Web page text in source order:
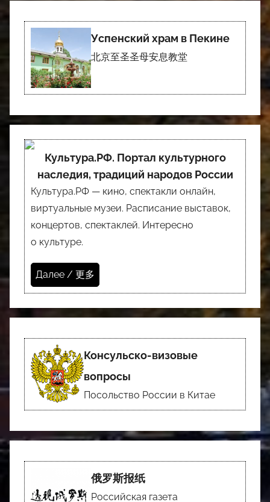
Успенский храм в Пекине
北京至圣圣母安息教堂
Культура.РФ. Портал культурного
наследия, традиций народов России
Культура.РФ — кино, спектакли онлайн,
виртуальные музеи. Расписание выставок,
концертов, спектаклей. Интересно
о культуре.
Далее / 更多
Консульско-визовые
вопросы
Посольство России в Китае
俄罗斯报纸
Российская газета